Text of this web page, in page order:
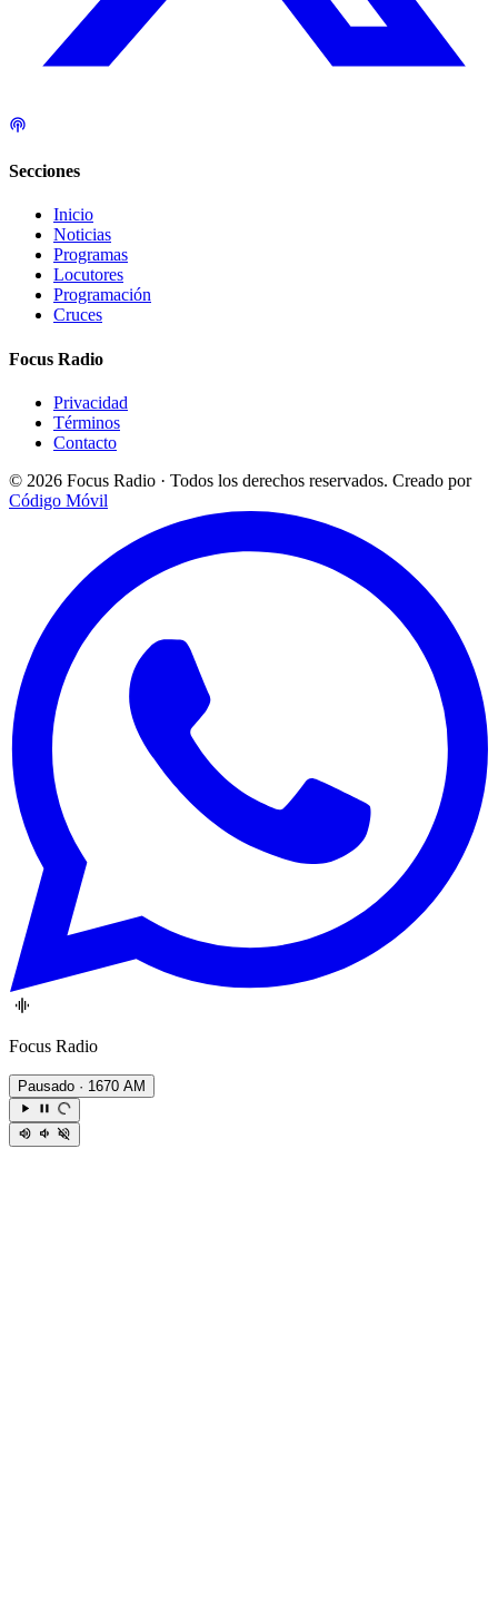
Secciones
Inicio
Noticias
Programas
Locutores
Programación
Cruces
Focus Radio
Privacidad
Términos
Contacto
© 2026 Focus Radio · Todos los derechos reservados. Creado por
Código Móvil
Focus Radio
Pausado · 1670 AM